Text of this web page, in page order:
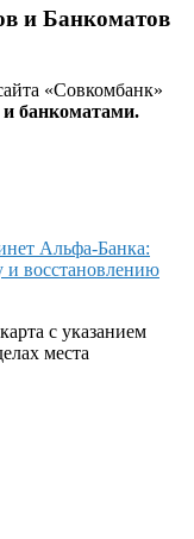
и Банкоматов
«Совкомбанк»
и банкоматами.
Альфа-Банка:
и восстановлению
с указанием
места